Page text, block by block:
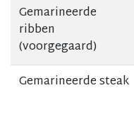
Gemarineerde
ribben
(voorgegaard)
Gemarineerde steak